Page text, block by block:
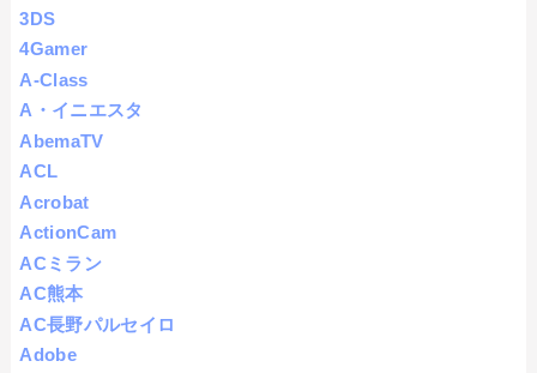
3DS
4Gamer
A-Class
A・イニエスタ
AbemaTV
ACL
Acrobat
ActionCam
ACミラン
AC熊本
AC長野パルセイロ
Adobe